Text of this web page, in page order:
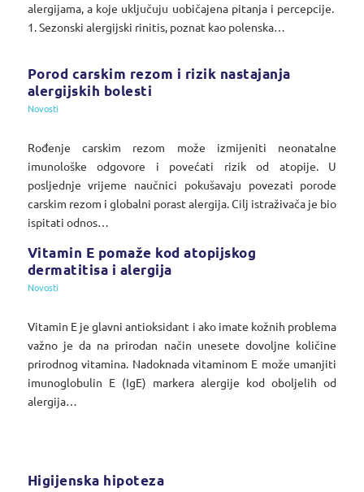
alergijama, a koje uključuju uobičajena pitanja i percepcije.
1. Sezonski alergijski rinitis, poznat kao polenska…
Porod carskim rezom i rizik nastajanja
alergijskih bolesti
Novosti
Rođenje carskim rezom može izmijeniti neonatalne
imunološke odgovore i povećati rizik od atopije. U
posljednje vrijeme naučnici pokušavaju povezati porode
carskim rezom i globalni porast alergija. Cilj istraživača je bio
ispitati odnos…
Vitamin E pomaže kod atopijskog
dermatitisa i alergija
Novosti
Vitamin E je glavni antioksidant i ako imate kožnih problema
važno je da na prirodan način unesete dovoljne količine
prirodnog vitamina. Nadoknada vitaminom E može umanjiti
imunoglobulin E (IgE) markera alergije kod oboljelih od
alergija…
Higijenska hipoteza